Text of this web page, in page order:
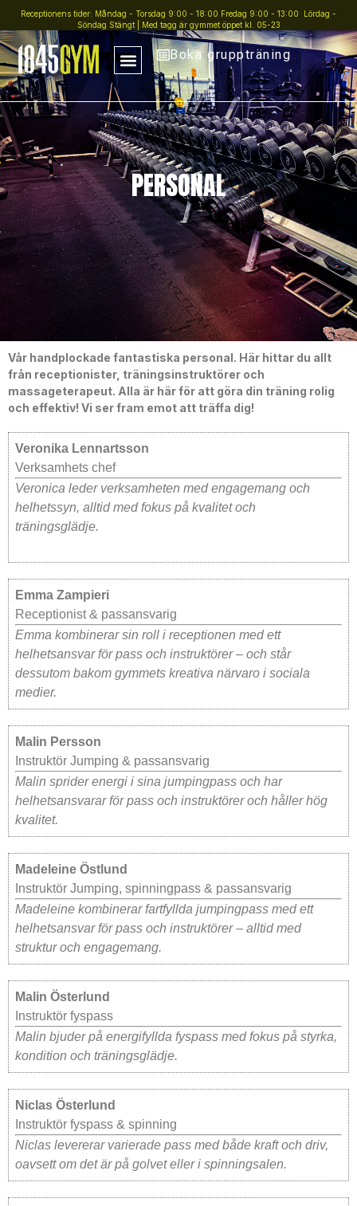
Receptionens tider: Måndag - Torsdag 9:00 - 18:00 Fredag 9:00 - 13:00 Lördag -
Söndag Stängt | Med tagg är gymmet öppet kl. 05-23
Boka gruppträning
PERSONAL
Vår handplockade fantastiska personal. Här hittar du allt
från receptionister, träningsinstruktörer och
massageterapeut. Alla är här för att göra din träning rolig
och effektiv! Vi ser fram emot att träffa dig!
Veronika Lennartsson
Verksamhets chef
Veronica leder verksamheten med engagemang och
helhetssyn, alltid med fokus på kvalitet och
träningsglädje.
Emma Zampieri
Receptionist & passansvarig
Emma kombinerar sin roll i receptionen med ett
helhetsansvar för pass och instruktörer – och står
dessutom bakom gymmets kreativa närvaro i sociala
medier.
Malin Persson
Instruktör Jumping & passansvarig
Malin sprider energi i sina jumpingpass och har
helhetsansvarar för pass och instruktörer och håller hög
kvalitet.
Madeleine Östlund
Instruktör Jumping, spinningpass & passansvarig
Madeleine kombinerar fartfyllda jumpingpass med ett
helhetsansvar för pass och instruktörer – alltid med
struktur och engagemang.
Malin Österlund
Instruktör fyspass
Malin bjuder på energifyllda fyspass med fokus på styrka,
kondition och träningsglädje.
Niclas Österlund
Instruktör fyspass & spinning
Niclas levererar varierade pass med både kraft och driv,
oavsett om det är på golvet eller i spinningsalen.